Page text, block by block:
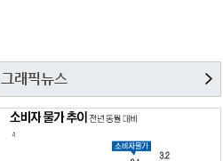
그래픽뉴스